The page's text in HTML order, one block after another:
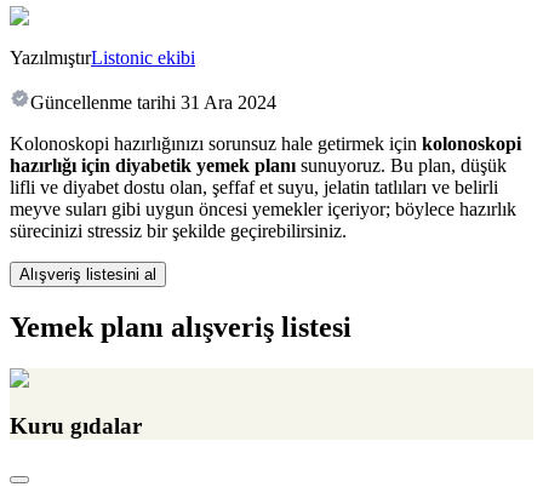
YazılmıştırListonic ekibi
Güncellenme tarihi 31 Ara 2024
Kolonoskopi hazırlığınızı sorunsuz hale getirmek için kolonoskopi
hazırlığı için diyabetik yemek planı sunuyoruz. Bu plan, düşük
lifli ve diyabet dostu olan, şeffaf et suyu, jelatin tatlıları ve belirli
meyve suları gibi uygun öncesi yemekler içeriyor; böylece hazırlık
sürecinizi stressiz bir şekilde geçirebilirsiniz.
Alışveriş listesini al
Yemek planı alışveriş listesi
Kuru gıdalar